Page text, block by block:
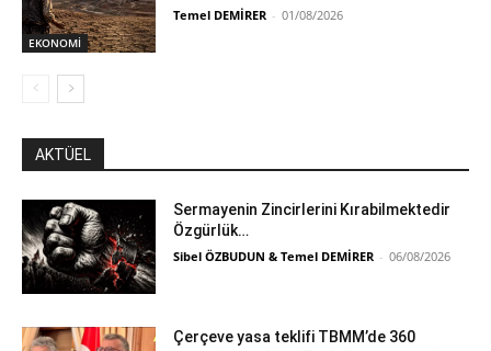
EKONOMİ
Temel DEMİRER - 01/08/2026
AKTÜEL
Sermayenin Zincirlerini Kırabilmektedir
Özgürlük…
Sibel ÖZBUDUN & Temel DEMİRER - 06/08/2026
Çerçeve yasa teklifi TBMM’de 360